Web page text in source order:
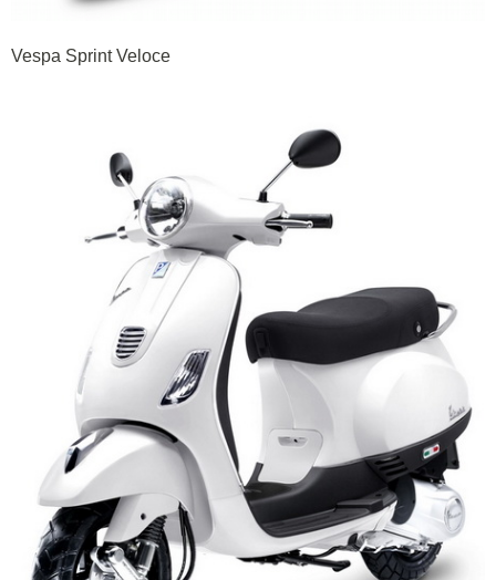
Vespa Sprint Veloce